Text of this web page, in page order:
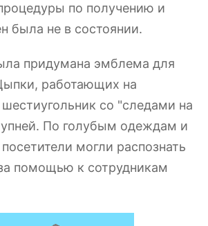
по получению и
была не в состоянии.
придумана эмблема для
работающих на
со "следами на
По голубым одеждам и
могли распознать
помощью к сотрудникам